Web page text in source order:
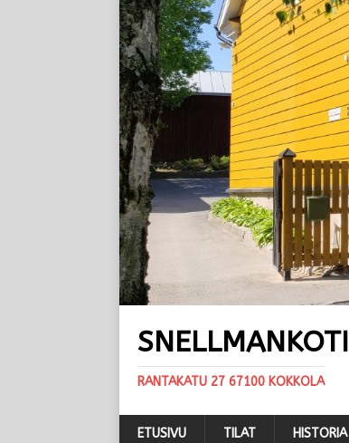
SNELLMANKOTI
RANTAKATU 27 67100 KOKKOLA
ETUSIVU TILAT HISTORIA